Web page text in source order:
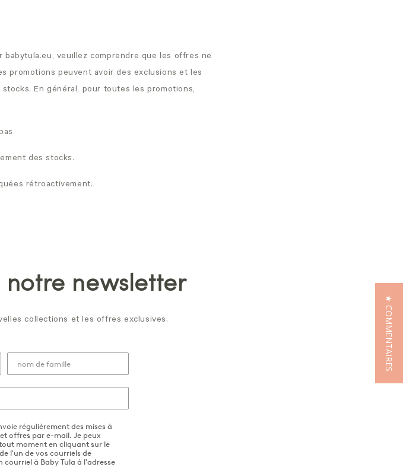
veuillez comprendre que les offres ne
promotions peuvent avoir des exclusions et les
En général, pour toutes les promotions,
des stocks.
rétroactivement.
notre newsletter
collections et les offres exclusives.
régulièrement des mises à
offres par e-mail. Je peux
moment en cliquant sur le
l'un de vos courriels de
à Baby Tula à l'adresse
★ COMMENTAIRES